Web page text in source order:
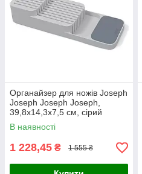
Органайзер для ножів Joseph
Joseph Joseph Joseph,
39,8x14,3x7,5 см, сірий
(85120)
В наявності
1 228,45 ₴ 1 555 ₴